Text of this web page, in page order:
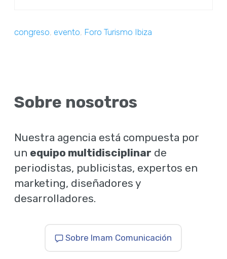
congreso,evento, Foro Turismo Ibiza
Sobre nosotros
Nuestra agencia está compuesta por
un equipo multidisciplinar de
periodistas, publicistas, expertos en
marketing, diseñadores y
desarrolladores.
Sobre Imam Comunicación